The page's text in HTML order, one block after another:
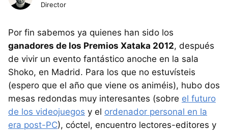
Director
Por fin sabemos ya quienes han sido los
ganadores de los Premios Xataka 2012, después
de vivir un evento fantástico anoche en la sala
Shoko, en Madrid. Para los que no estuvísteis
(espero que el año que viene os animéis), hubo dos
mesas redondas muy interesantes (sobre el futuro
de los videojuegos y el ordenador personal en la
era post-PC), cóctel, encuentro lectores-editores y